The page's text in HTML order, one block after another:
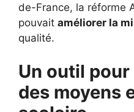
de-France, la réforme
pouvait améliorer la
qualité.
Un outil pour
des moyens